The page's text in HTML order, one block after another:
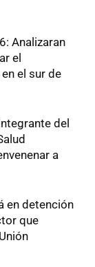
Analizaran
el
el sur de
del
a
en detención
que